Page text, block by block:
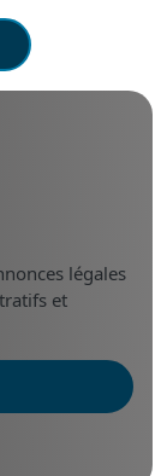
légales
et